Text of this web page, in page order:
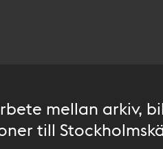
mellan arkiv,
till